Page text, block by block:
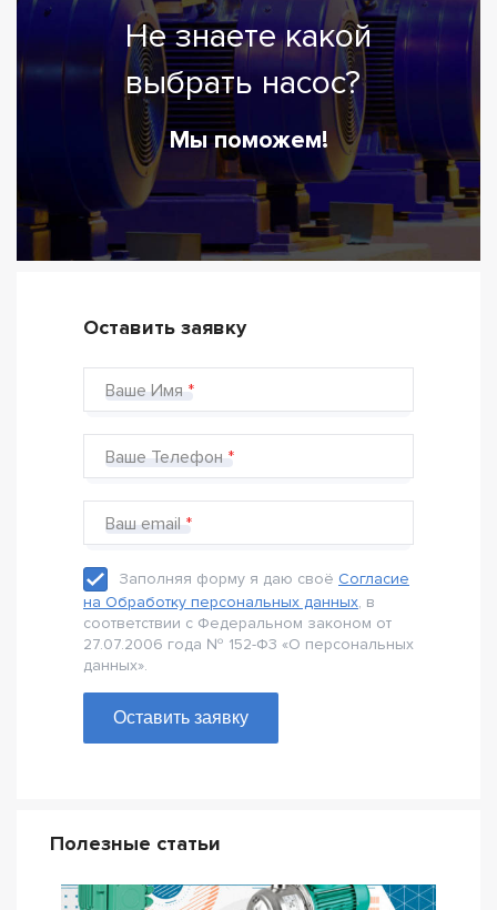
Не знаете какой
выбрать насос?
Мы поможем!
Оставить заявку
Ваше Имя
Ваше Телефон
Ваш email
Заполняя форму я даю своё Согласие
на Обработку персональных данных, в
соответствии с Федеральном законом от
27.07.2006 года № 152-Ф3 «О персональных
данных».
Оставить заявку
Полезные статьи